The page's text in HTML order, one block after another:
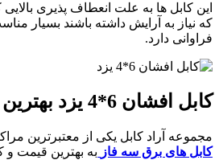
این کابل ها به علت انعطاف پذیری
که نیاز به آرایش داشته باشند بسیار
فراوانی دارد.
کابل افشان 6*4 یزد بهترین برند های بازار
مجموعه آراد کابل یکی از معتبرترین
کابل های برق سه فاز به بهترین قیمت